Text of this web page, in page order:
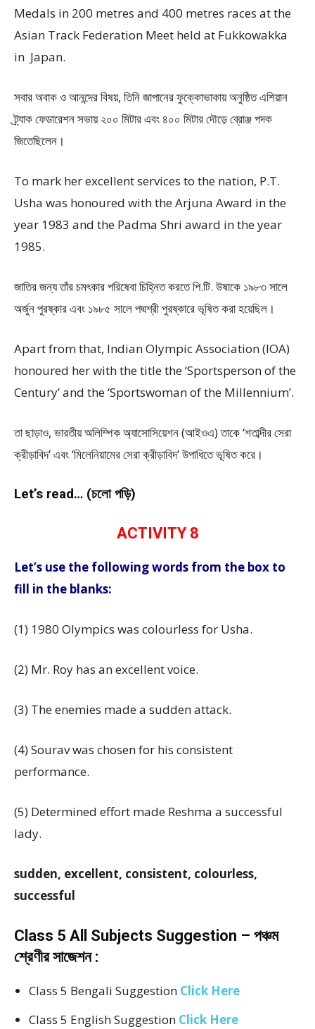
Medals in 200 metres and 400 metres races at the
Asian Track Federation Meet held at Fukkowakka
in Japan.
সবার অবাক ও আনন্দের বিষয়, তিনি জাপানের ফুক্কোভাকায় অনুষ্ঠিত এশিয়ান
ট্র্যাক ফেডারেশন সভায় ২০০ মিটার এবং ৪০০ মিটার দৌড়ে ব্রোঞ্জ পদক
জিতেছিলেন।
To mark her excellent services to the nation, P.T.
Usha was honoured with the Arjuna Award in the
year 1983 and the Padma Shri award in the year
1985.
জাতির জন্য তাঁর চমৎকার পরিষেবা চিহ্নিত করতে পি.টি. উষাকে ১৯৮৩ সালে
অর্জুন পুরষ্কার এবং ১৯৮৫ সালে পদ্মশ্রী পুরষ্কারে ভূষিত করা হয়েছিল।
Apart from that, Indian Olympic Association (IOA)
honoured her with the title the ‘Sportsperson of the
Century’ and the ‘Sportswoman of the Millennium’.
তা ছাড়াও, ভারতীয় অলিম্পিক অ্যাসোসিয়েশন (আইওএ) তাকে ‘শতাব্দীর সেরা
ক্রীড়াবিদ’ এবং ‘মিলেনিয়ামের সেরা ক্রীড়াবিদ’ উপাধিতে ভূষিত করে।
Let’s read… (চলো পড়ি)
ACTIVITY 8
Let’s use the following words from the box to
fill in the blanks:
(1) 1980 Olympics was colourless for Usha.
(2) Mr. Roy has anexcellentvoice.
(3) The enemies made a suddenattack.
(4) Sourav was chosen for his consistent
performance.
(5) Determined effort made Reshma a successful
lady.
sudden, excellent, consistent, colourless,
successful
Class 5 All Subjects Suggestion – পঞ্চম
শ্রেণীর সাজেশন :
Class 5 Bengali Suggestion Click Here
Class 5 English Suggestion Click Here